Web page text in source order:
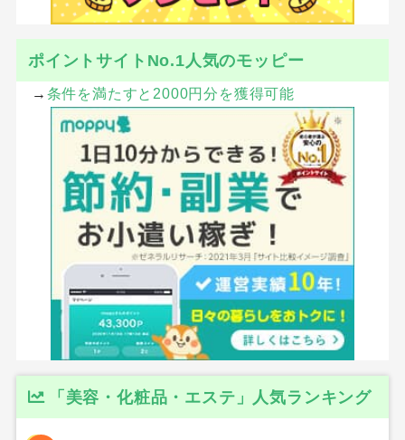
ポイントサイトNo.1人気のモッピー
→ 条件を満たすと2000円分を獲得可能
「美容・化粧品・エステ」人気ランキング